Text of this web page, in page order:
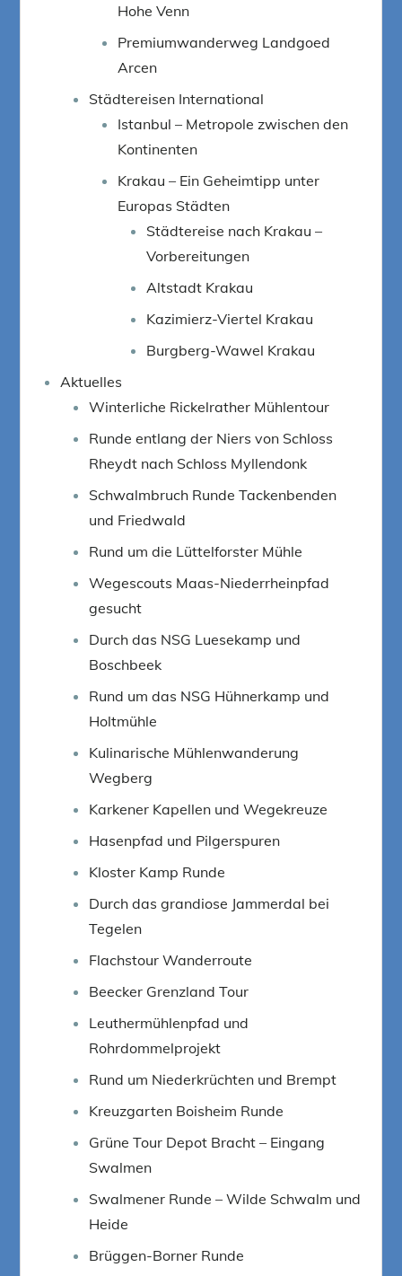
Hohe Venn
Premiumwanderweg Landgoed
Arcen
Städtereisen International
Istanbul – Metropole zwischen den
Kontinenten
Krakau – Ein Geheimtipp unter
Europas Städten
Städtereise nach Krakau –
Vorbereitungen
Altstadt Krakau
Kazimierz-Viertel Krakau
Burgberg-Wawel Krakau
Aktuelles
Winterliche Rickelrather Mühlentour
Runde entlang der Niers von Schloss
Rheydt nach Schloss Myllendonk
Schwalmbruch Runde Tackenbenden
und Friedwald
Rund um die Lüttelforster Mühle
Wegescouts Maas-Niederrheinpfad
gesucht
Durch das NSG Luesekamp und
Boschbeek
Rund um das NSG Hühnerkamp und
Holtmühle
Kulinarische Mühlenwanderung
Wegberg
Karkener Kapellen und Wegekreuze
Hasenpfad und Pilgerspuren
Kloster Kamp Runde
Durch das grandiose Jammerdal bei
Tegelen
Flachstour Wanderroute
Beecker Grenzland Tour
Leuthermühlenpfad und
Rohrdommelprojekt
Rund um Niederkrüchten und Brempt
Kreuzgarten Boisheim Runde
Grüne Tour Depot Bracht – Eingang
Swalmen
Swalmener Runde – Wilde Schwalm und
Heide
Brüggen-Borner Runde